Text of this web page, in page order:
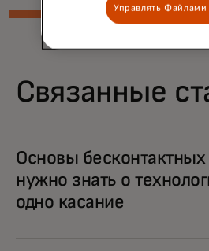
Связанные
Основы
нужно знать о
одно касание
Управлять